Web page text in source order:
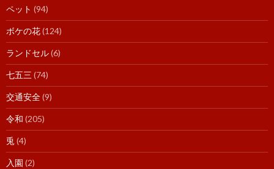
ペット (94)
ボケの花(124)
ランドセル(6)
七五三 (74)
交通安全(9)
令和 (205)
兎 (4)
入園 (2)